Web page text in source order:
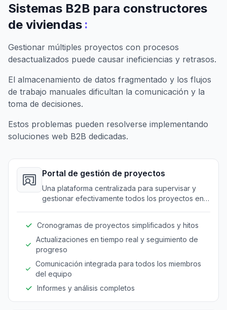
Sistemas B2B para constructores
de viviendas :
Gestionar múltiples proyectos con procesos
desactualizados puede causar ineficiencias y retrasos.
El almacenamiento de datos fragmentado y los flujos
de trabajo manuales dificultan la comunicación y la
toma de decisiones.
Estos problemas pueden resolverse implementando
soluciones web B2B dedicadas.
Portal de gestión de proyectos
Una plataforma centralizada para supervisar y
gestionar efectivamente todos los proyectos en
Cronogramas de proyectos simplificados y hitos
Actualizaciones en tiempo real y seguimiento de
progreso
Comunicación integrada para todos los miembros
del equipo
Informes y análisis completos